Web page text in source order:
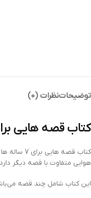
توضیحاتنظرات (0)
کتاب قصه هایی برای 7
هوایی متفاوت با قصه دیگر
اين كتاب شامل چند قصه